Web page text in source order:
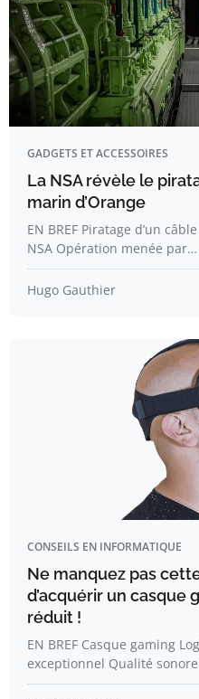
GADGETS ET ACCESSOIRES
La NSA révèle le
marin d’Orange
EN BREF Piratage d’un
NSA Opération menée par…
Hugo Gauthier
CONSEILS EN INFORMATIQUE
Ne manquez pas
d’acquérir un casque
réduit !
EN BREF Casque gaming
exceptionnel Qualité